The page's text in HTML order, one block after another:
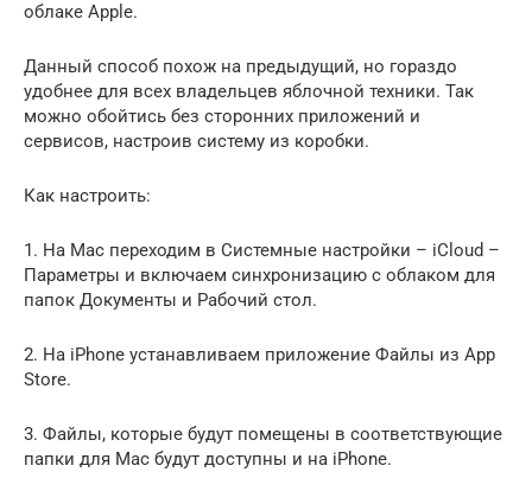
облаке Apple.
Данный способ похож на предыдущий, но гораздо
удобнее для всех владельцев яблочной техники. Так
можно обойтись без сторонних приложений и
сервисов, настроив систему из коробки.
Как настроить:
1. На Mac переходим в Системные настройки – iCloud –
Параметры и включаем синхронизацию с облаком для
папок Документы и Рабочий стол.
2. На iPhone устанавливаем приложение Файлы из App
Store.
3. Файлы, которые будут помещены в соответствующие
папки для Mac будут доступны и на iPhone.